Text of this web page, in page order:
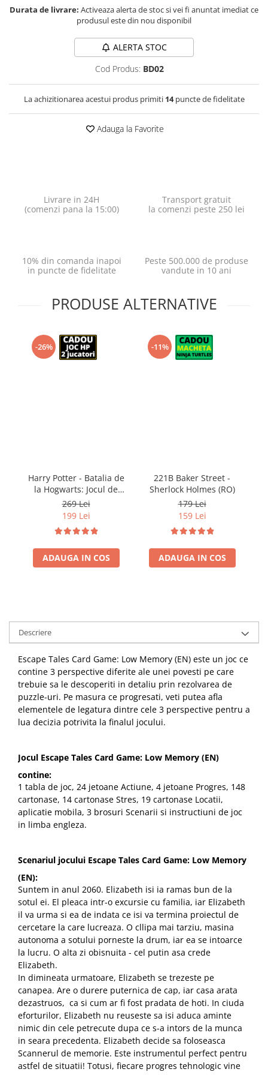
Durata de livrare: Activeaza alerta de stoc si vei fi anuntat imediat ce
produsul este din nou disponibil
ALERTA STOC
Cod Produs: BD02
La achizitionarea acestui produs primiti 14puncte de fidelitate
Adauga la Favorite
Livrare in 24H
(comenzi pana la 15:00)
Transport gratuit
la comenzi peste 250 lei
10% din comanda inapoi
in puncte de fidelitate
Peste 500.000 de produse
vandute in 10 ani
PRODUSE ALTERNATIVE
-26%
Harry Potter - Batalia de
la Hogwarts: Jocul de
baza (RO)
269 Lei
199 Lei
ADAUGA IN COS
-11%
221B Baker Street -
Sherlock Holmes (RO)
179 Lei
159 Lei
ADAUGA IN COS
Descriere
Escape Tales Card Game: Low Memory (EN) este un joc ce
contine 3 perspective diferite ale unei povesti pe care
trebuie sa le descoperiti in detaliu prin rezolvarea de
puzzle-uri. Pe masura ce progresati, veti putea afla
elementele de legatura dintre cele 3 perspective pentru a
lua decizia potrivita la finalul jocului.
Jocul Escape Tales Card Game: Low Memory (EN)
contine:
1 tabla de joc, 24 jetoane Actiune, 4 jetoane Progres, 148
cartonase, 14 cartonase Stres, 19 cartonase Locatii,
aplicatie mobila, 3 brosuri Scenarii si instructiuni de joc
in limba engleza.
Scenariul jocului Escape Tales Card Game: Low Memory
(EN):
Suntem in anul 2060. Elizabeth isi ia ramas bun de la
sotul ei. El pleaca intr-o excursie cu familia, iar Elizabeth
il va urma si ea de indata ce isi va termina proiectul de
cercetare la care lucreaza. O cllipa mai tarziu, masina
autonoma a sotului porneste la drum, iar ea se intoarce
la lucru. O alta zi obisnuita - cel putin asa crede
Elizabeth.
In dimineata urmatoare, Elizabeth se trezeste pe
canapea. Are o durere puternica de cap, iar casa arata
dezastruos, ca si cum ar fi fost pradata de hoti. In ciuda
eforturilor, Elizabeth nu reuseste sa isi aduca aminte
nimic din cele petrecute dupa ce s-a intors de la munca
in seara precedenta. Elizabeth decide sa foloseasca
Scannerul de memorie. Este instrumentul perfect pentru
astfel de situatii! Totusi, fiecare progres tehnologic vine